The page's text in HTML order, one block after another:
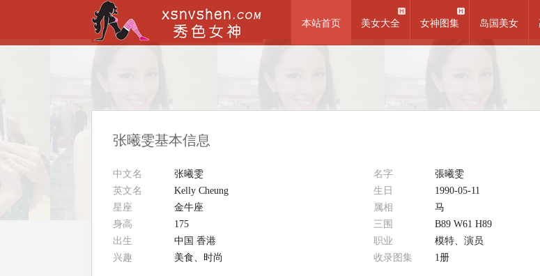
本站首页 美女大全 女神图集 岛国美女
张曦雯基本信息
中文名 张曦雯 名字
張曦雯
英文名
Kelly Cheung 生日
1990-05-11
星座
金牛座 属相
马
身高
175 三围
B89 W61 H89
出生
中国 香港 职业
模特、演员
兴趣
美食、时尚 收录图集 1册